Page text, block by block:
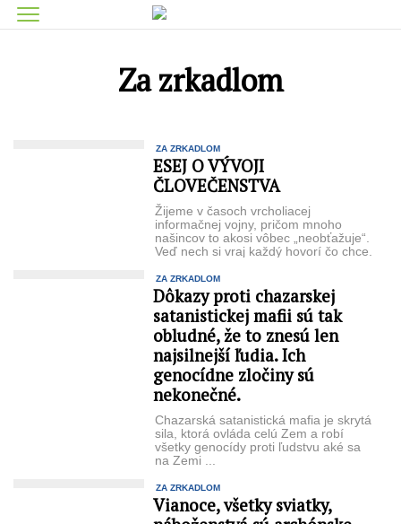
Za zrkadlom
ZA ZRKADLOM
ESEJ O VÝVOJI
ČLOVEČENSTVA
Žijeme v časoch vrcholiacej
informačnej vojny, pričom mnoho
našincov to akosi vôbec „neobťažuje“.
Veď nech si vraj každý hovorí čo chce.
ZA ZRKADLOM
Dôkazy proti chazarskej
satanistickej mafii sú tak
obludné, že to znesú len
najsilnejší ľudia. Ich
genocídne zločiny sú
nekonečné.
Chazarská satanistická mafia je skrytá
sila, ktorá ovláda celú Zem a robí
všetky genocídy proti ľudstvu aké sa
na Zemi ...
ZA ZRKADLOM
Vianoce, všetky sviatky,